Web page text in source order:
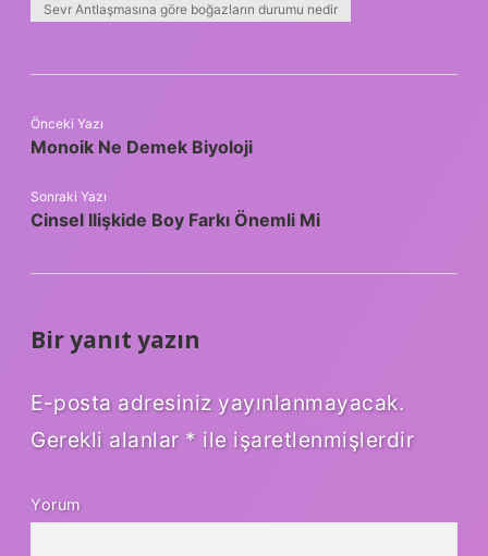
Sevr Antlaşmasına göre boğazların durumu nedir
Önceki Yazı
Monoik Ne Demek Biyoloji
Sonraki Yazı
Cinsel Ilişkide Boy Farkı Önemli Mi
Bir yanıt yazın
E-posta adresiniz yayınlanmayacak.
Gerekli alanlar * ile işaretlenmişlerdir
Yorum